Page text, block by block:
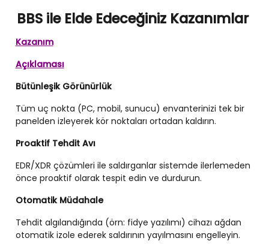
BBS ile Elde Edeceğiniz Kazanımlar
Kazanım
Açıklaması
Bütünleşik Görünürlük
Tüm uç nokta (PC, mobil, sunucu) envanterinizi tek bir
panelden izleyerek kör noktaları ortadan kaldırın.
Proaktif Tehdit Avı
EDR/XDR çözümleri ile saldırganlar sistemde ilerlemeden
önce proaktif olarak tespit edin ve durdurun.
Otomatik Müdahale
Tehdit algılandığında (örn: fidye yazılımı) cihazı ağdan
otomatik izole ederek saldırının yayılmasını engelleyin.